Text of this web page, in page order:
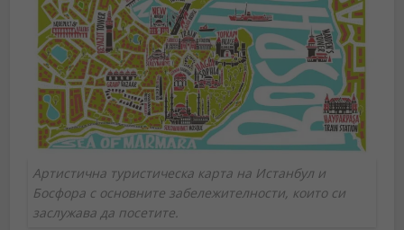
Артистична туристическа карта на Истанбул и
Босфора с основните забележителности, които си
заслужава да посетите.